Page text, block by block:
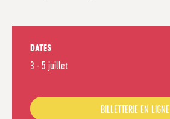
DATES
3 - 5 juillet
BILLETTERIE EN LIGNE